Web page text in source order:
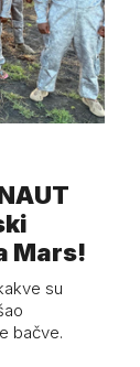
Mars!
su
bačve.